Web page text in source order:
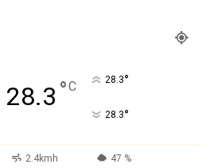
28.3 °C 28.3°
28.3°
2.4kmh 47 %